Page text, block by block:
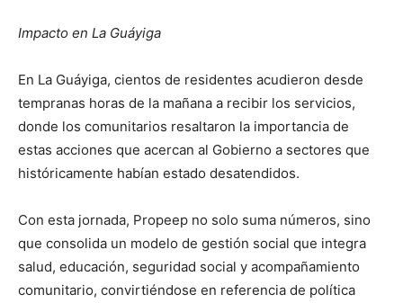
Impacto en La Guáyiga
En La Guáyiga, cientos de residentes acudieron desde
tempranas horas de la mañana a recibir los servicios,
donde los comunitarios resaltaron la importancia de
estas acciones que acercan al Gobierno a sectores que
históricamente habían estado desatendidos.
Con esta jornada, Propeep no solo suma números, sino
que consolida un modelo de gestión social que integra
salud, educación, seguridad social y acompañamiento
comunitario, convirtiéndose en referencia de política